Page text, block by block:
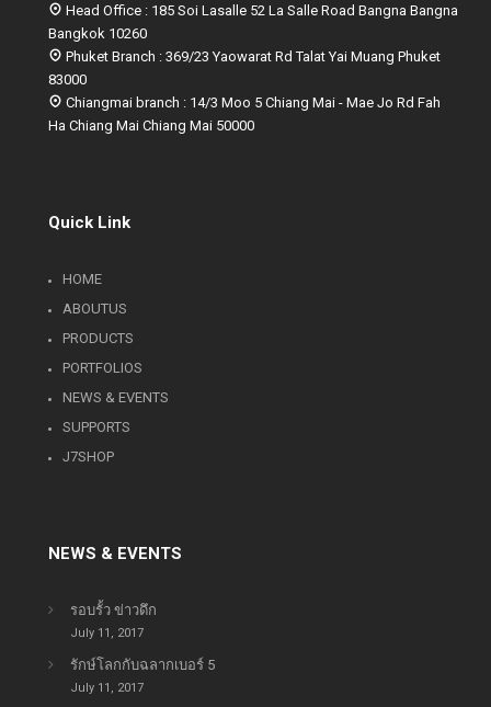
Head Office : 185 Soi Lasalle 52 La Salle Road Bangna Bangna
Bangkok 10260
Phuket Branch : 369/23 Yaowarat Rd Talat Yai Muang Phuket
83000
Chiangmai branch : 14/3 Moo 5 Chiang Mai - Mae Jo Rd Fah
Ha Chiang Mai Chiang Mai 50000
Quick Link
HOME
ABOUTUS
PRODUCTS
PORTFOLIOS
NEWS & EVENTS
SUPPORTS
J7SHOP
NEWS & EVENTS
รอบรั้ว ข่าวดึก
July 11, 2017
รักษ์โลกกับฉลากเบอร์ 5
July 11, 2017